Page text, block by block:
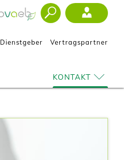
Dienstgeber Vertragspartner
KONTAKT